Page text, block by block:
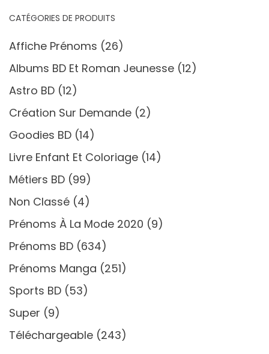
CATÉGORIES DE PRODUITS
Affiche Prénoms (26)
Albums BD Et Roman Jeunesse (12)
Astro BD (12)
Création Sur Demande (2)
Goodies BD (14)
Livre Enfant Et Coloriage (14)
Métiers BD (99)
Non Classé (4)
Prénoms À La Mode 2020 (9)
Prénoms BD (634)
Prénoms Manga (251)
Sports BD (53)
Super (9)
Téléchargeable (243)